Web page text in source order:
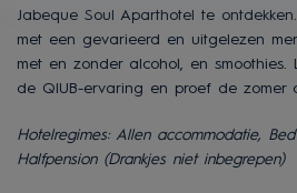
Jabeque Soul Aparthotel te
met een gevarieerd en uitgelezen
met en zonder alcohol, en smoothies.
de QIUB-ervaring en proef de zomer
Hotelregimes: Allen accommodatie,
Halfpension (Drankjes niet inbegrepen)